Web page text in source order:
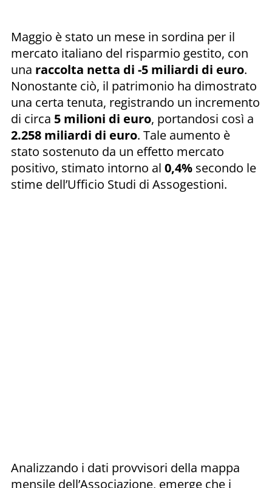
Maggio è stato un mese in sordina per il
mercato italiano del risparmio gestito, con
una raccolta netta di -5 miliardi di euro.
Nonostante ciò, il patrimonio ha dimostrato
una certa tenuta, registrando un incremento
di circa 5 milioni di euro, portandosi così a
2.258 miliardi di euro. Tale aumento è
stato sostenuto da un effetto mercato
positivo, stimato intorno al 0,4% secondo le
stime dell’Ufficio Studi di Assogestioni.
Analizzando i dati provvisori della mappa
mensile dell’Associazione, emerge che i